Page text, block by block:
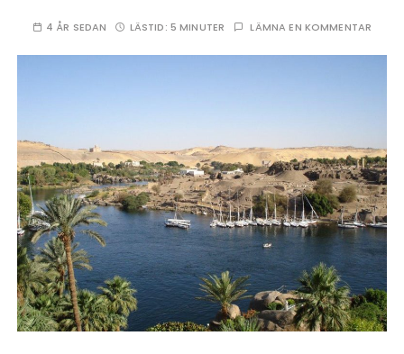
4 ÅR SEDAN LÄSTID: 5 MINUTER LÄMNA EN KOMMENTAR